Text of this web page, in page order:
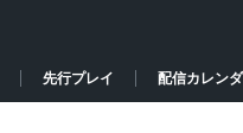
先行プレイ 配信カレン